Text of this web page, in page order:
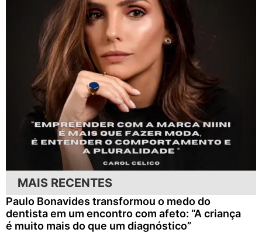
MAIS RECENTES
Paulo Bonavides transformou o medo do
dentista em um encontro com afeto: “A criança
é muito mais do que um diagnóstico”